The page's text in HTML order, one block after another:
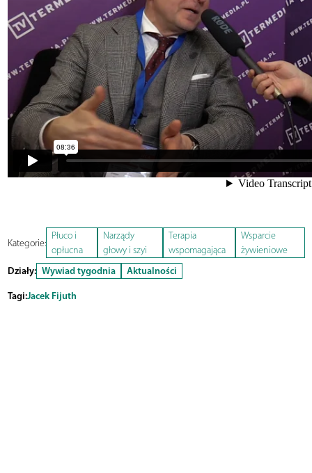
Kategorie:
Płuco i
opłucna
Narządy
głowy i szyi
Terapia
wspomagająca
Wsparcie
żywieniowe
Działy: Wywiad tygodnia
Aktualności
Tagi:Jacek Fijuth